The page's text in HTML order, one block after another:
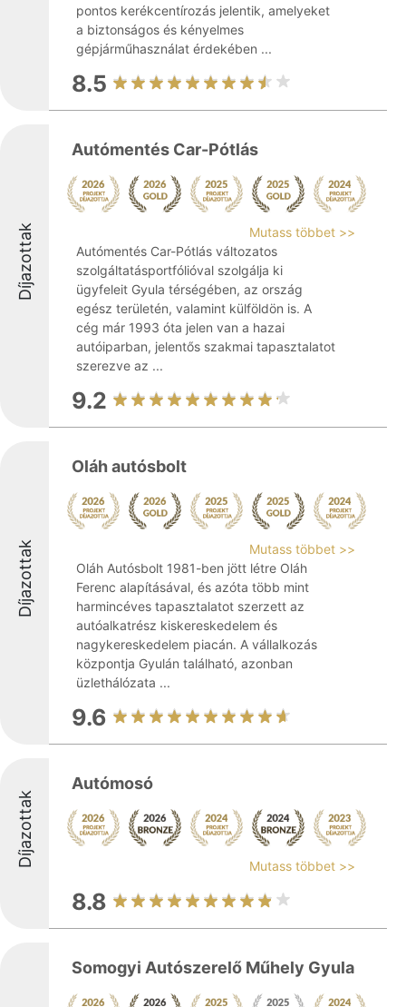
pontos kerékcentírozás jelentik, amelyeket
a biztonságos és kényelmes
gépjárműhasználat érdekében ...
8.5
Díjazottak
Autómentés Car-Pótlás
Mutass többet >>
Autómentés Car-Pótlás változatos
szolgáltatásportfólióval szolgálja ki
ügyfeleit Gyula térségében, az ország
egész területén, valamint külföldön is. A
cég már 1993 óta jelen van a hazai
autóiparban, jelentős szakmai tapasztalatot
szerezve az ...
9.2
Díjazottak
Oláh autósbolt
Mutass többet >>
Oláh Autósbolt 1981-ben jött létre Oláh
Ferenc alapításával, és azóta több mint
harmincéves tapasztalatot szerzett az
autóalkatrész kiskereskedelem és
nagykereskedelem piacán. A vállalkozás
központja Gyulán található, azonban
üzlethálózata ...
9.6
Díjazottak
Autómosó
Mutass többet >>
8.8
Somogyi Autószerelő Műhely Gyula